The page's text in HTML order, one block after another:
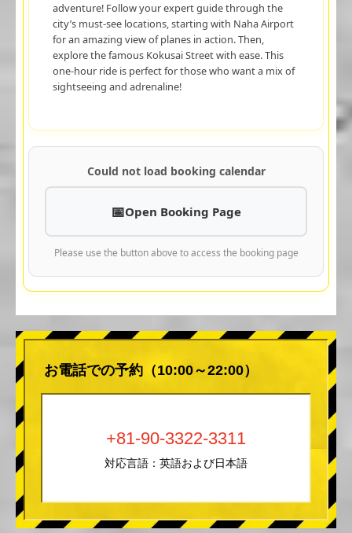
adventure! Follow your expert guide through the
city’s must-see locations, starting with Naha Airport
for an amazing view of planes in action. Then,
explore the famous Kokusai Street with ease. This
one-hour ride is perfect for those who want a mix of
sightseeing and adrenaline!
Could not load booking calendar
Open Booking Page
Please use the button above to access the booking page
お電話での予約（10:00～22:00）
+81-90-3322-3311
対応言語：英語および日本語